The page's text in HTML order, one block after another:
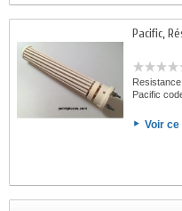
Pacific,
Pacific
Voir